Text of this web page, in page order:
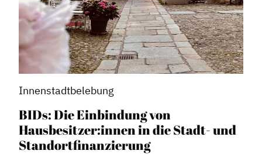
Innenstadtbelebung
BIDs: Die Einbindung von
Hausbesitzer:innen in die Stadt- und
Standortfinanzierung